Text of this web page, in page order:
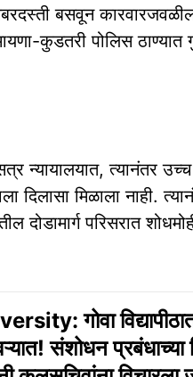
जबरदस्ती बसवून
कुडतरी पोलिस ठाण्यात
न्यायालयात, त्यानंतर
दिलासा मिळाला नाही.
दोडामार्ग परिसरात
गोवा विद्यापीठात
संशोधन